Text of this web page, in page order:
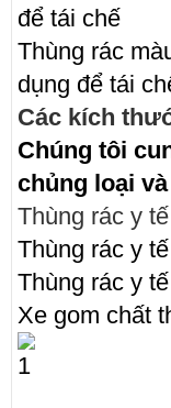
để tái chế
Thùng rác
dụng để tái
Các kích
Chúng tôi
chủng loại
Thùng rác y tế
Thùng rác y
Thùng rác y
Xe gom chất